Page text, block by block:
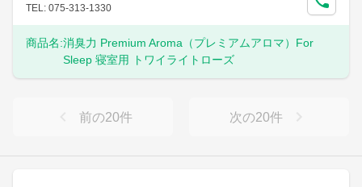
TEL: 075-313-1330
商品名:消臭力 Premium Aroma（プレミアムアロマ）For
Sleep 寝室用 トワイライトローズ
前の20件 次の20件